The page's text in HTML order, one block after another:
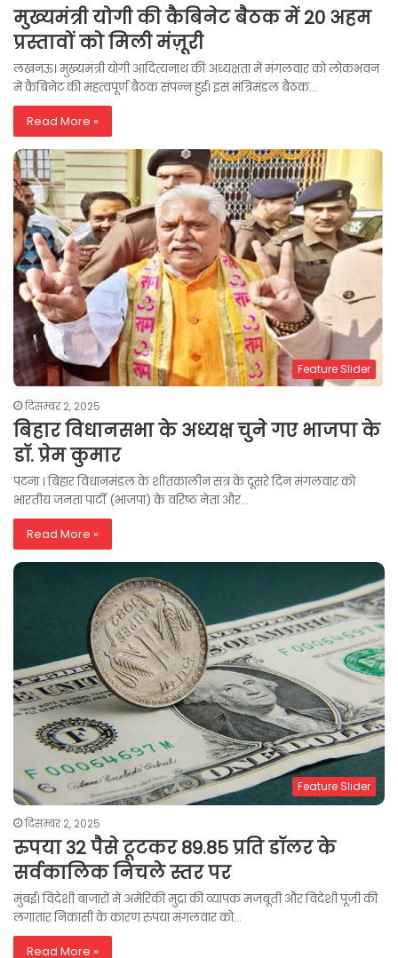
मुख्यमंत्री योगी की कैबिनेट बैठक में 20 अहम
प्रस्तावों को मिली मंज़ूरी
लखनऊ। मुख्यमंत्री योगी आदित्यनाथ की अध्यक्षता में मंगलवार को लोकभवन
में कैबिनेट की महत्वपूर्ण बैठक संपन्न हुई। इस मंत्रिमंडल बैठक…
Read More »
Feature Slider
दिसम्बर 2, 2025
बिहार विधानसभा के अध्यक्ष चुने गए भाजपा के
डॉ. प्रेम कुमार
पटना । बिहार विधानमंडल के शीतकालीन सत्र के दूसरे दिन मंगलवार को
भारतीय जनता पार्टी (भाजपा) के वरिष्ठ नेता और…
Read More »
Feature Slider
दिसम्बर 2, 2025
रुपया 32 पैसे टूटकर 89.85 प्रति डॉलर के
सर्वकालिक निचले स्तर पर
मुंबई। विदेशी बाजारों में अमेरिकी मुद्रा की व्यापक मजबूती और विदेशी पूंजी की
लगातार निकासी के कारण रुपया मंगलवार को…
Read More »